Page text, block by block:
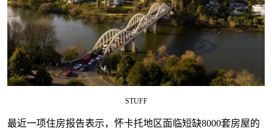
STUFF
最近一项住房报告表示，怀卡托地区面临短缺8000套房屋的